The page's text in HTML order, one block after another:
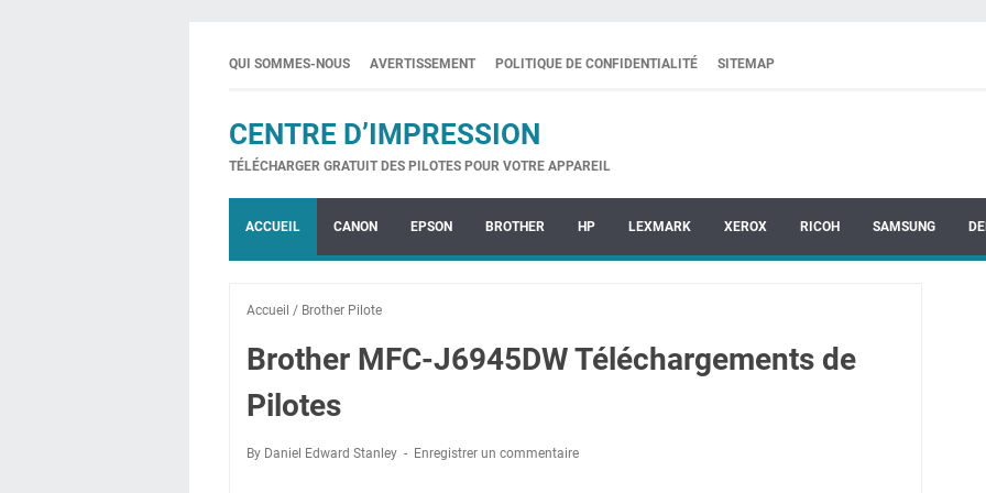
QUI SOMMES-NOUS AVERTISSEMENT POLITIQUE DE CONFIDENTIALITÉ SITEMAP
CENTRE D’IMPRESSION
TÉLÉCHARGER GRATUIT DES PILOTES POUR VOTRE APPAREIL
ACCUEIL CANON EPSON BROTHER HP LEXMARK XEROX RICOH SAMSUNG
Accueil / Brother Pilote
Brother MFC-J6945DW Téléchargements de
Pilotes
By Daniel Edward Stanley Enregistrer un commentaire